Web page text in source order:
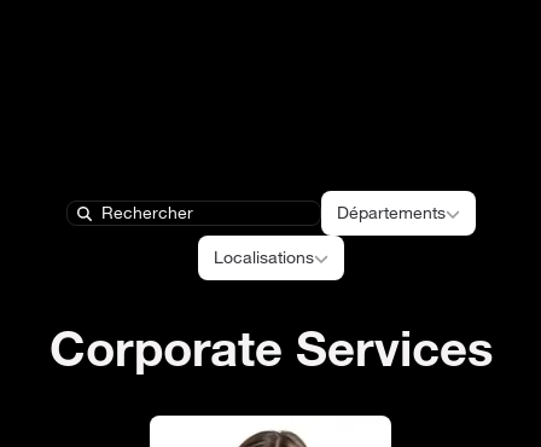
Search
Départements
Départements
Localisations
Localisations
Corporate Services